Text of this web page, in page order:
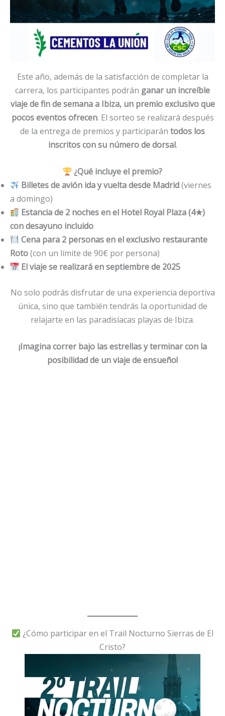
Este año, además de la satisfacción de completar la
carrera, los participantes podrán ganar un increíble
viaje de fin de semana a Ibiza, un premio exclusivo que
pocos eventos ofrecen. El sorteo se realizará después
de la entrega de premios y participarán todos los
inscritos con su número de dorsal.
¿Qué incluye el premio?
Billetes de avión ida y vuelta desde Madrid(viernes
a domingo)
Estancia de 2 noches en el Hotel Royal Plaza (4★)
con desayuno incluido
Cena para 2 personas en el exclusivo restaurante
Roto(con un límite de 90€ por persona)
El viaje se realizará en septiembre de 2025
No solo podrás disfrutar de una experiencia deportiva
única, sino que también tendrás la oportunidad de
relajarte en las paradisíacas playas de Ibiza.
¡Imagina correr bajo las estrellas y terminar con la
posibilidad de un viaje de ensueño!
¿Cómo participar en el Trail Nocturno Sierras de El
Cristo?